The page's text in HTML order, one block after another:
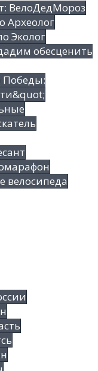
ВелоДедМороз
Археолог
Эколог
обесценить
Победы:
велосипеда